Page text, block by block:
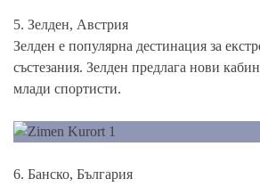
5. Зелден, Австрия
Зелден е популярна дестинация за
състезания. Зелден предлага нови
млади спортисти.
6. Банско, България